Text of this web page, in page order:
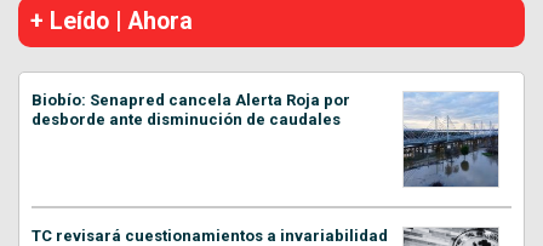
+ Leído | Ahora
Biobío: Senapred cancela Alerta Roja por
desborde ante disminución de caudales
TC revisará cuestionamientos a invariabilidad